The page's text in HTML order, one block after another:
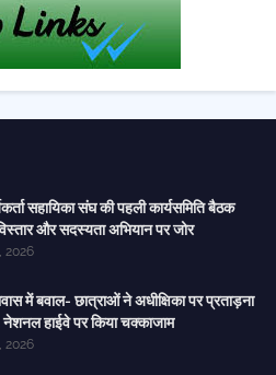
सहायिका संघ की पहली कार्यसमिति बैठक
और सदस्यता अभियान पर जोर
2026
में बवाल- छात्राओं ने अधीक्षिका पर प्रताड़ना
हाईवे पर किया चक्काजाम
2026